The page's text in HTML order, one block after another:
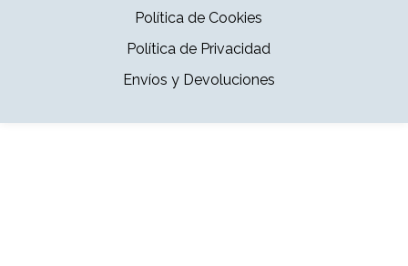
Política de Cookies
Política de Privacidad
Envíos y Devoluciones